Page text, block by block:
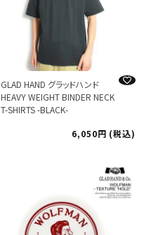
GLAD HAND グラッドハンド
HEAVY WEIGHT BINDER NECK
T-SHIRTS -BLACK-
6,050
税込